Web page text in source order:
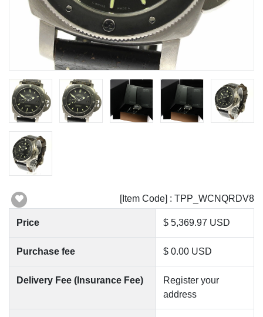
[Item Code] : TPP_WCNQRDV8
Price $ 5,369.97 USD
Purchase fee $ 0.00 USD
Delivery Fee (Insurance Fee)
Register your
address